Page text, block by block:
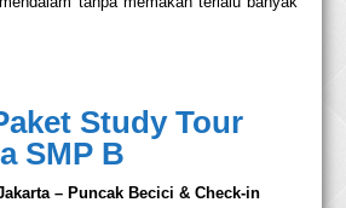
Study Tour
SMP B
– Puncak Becici & Check-in